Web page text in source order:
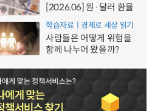
[2026.06] 원·달러 환율
학습자료ㅣ경제로 세상 읽기
사람들은 어떻게 위험을
함께 나누어 왔을까?